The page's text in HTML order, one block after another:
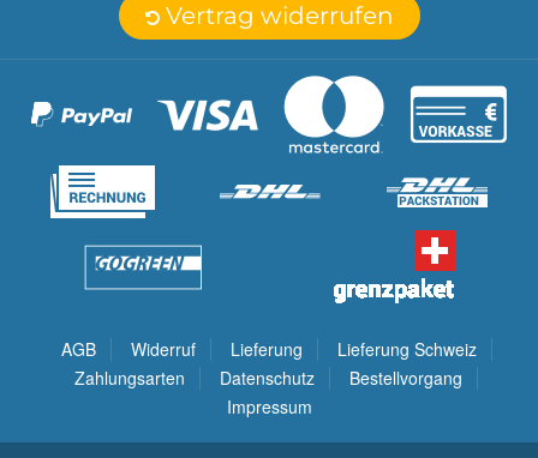
Vertrag widerrufen
AGB Widerruf Lieferung
Lieferung Schweiz
Zahlungsarten
Datenschutz
Bestellvorgang
Impressum